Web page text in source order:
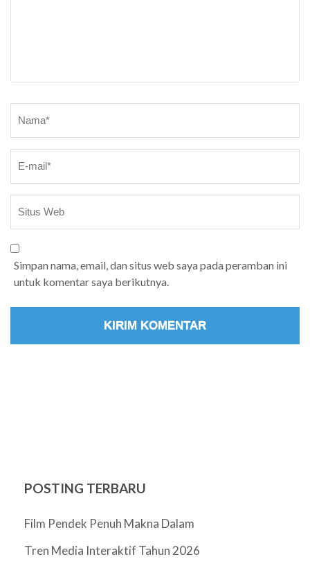
Simpan nama, email, dan situs web saya pada peramban ini
untuk komentar saya berikutnya.
POSTING TERBARU
Film Pendek Penuh Makna Dalam
Tren Media Interaktif Tahun 2026